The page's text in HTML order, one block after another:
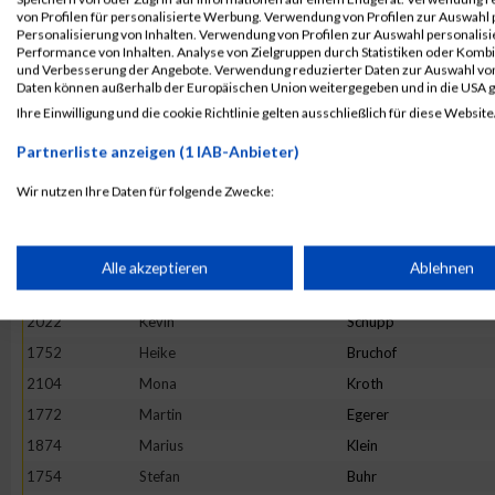
1724
Frederic Beck
1895
Hannah Krießbach
1907
Nathalie Laux
2090
Daniel Wiederstein
1904
Sophie
Maurice
1851
Ralph Huschka
2022
Kevin Schupp
1752
Heike Bruchof
2104
Mona Kroth
1772
Martin Egerer
1874
Marius Klein
1754
Stefan Buhr
von Profilen für personalisierte Werbung. Verwendung von Profilen zur
Personalisierung von Inhalten. Verwendung von Profilen zur Auswahl
Performance von Inhalten. Analyse von Zielgruppen durch Statistiken oder
und Verbesserung der Angebote. Verwendung reduzierter Daten zur Auswahl
Daten können außerhalb der Europäischen Union weitergegeben und in die USA
Ihre Einwilligung und die cookie Richtlinie gelten ausschließlich für diese
Partnerliste anzeigen (1 IAB-Anbieter)
Wir nutzen Ihre Daten für folgende Zwecke:
Speichern von oder Zugriff auf Informationen auf einem
Verwendung reduzierter Daten zur Auswahl von Werbeanzeigen
Verwendung von Profilen zur Auswahl personalisierter Werbung
Alle akzeptieren Ablehnen